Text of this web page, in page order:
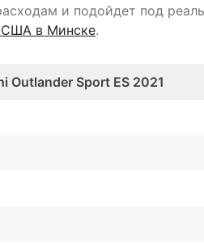
и подойдет под
США в Минске.
Outlander Sport ES 2021